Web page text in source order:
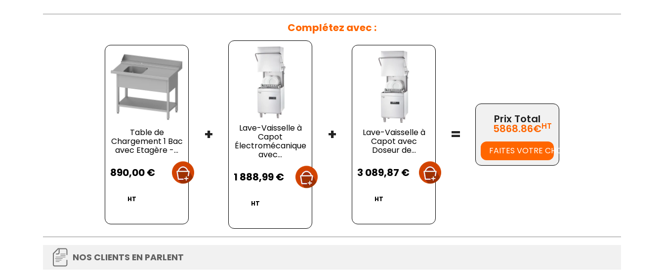
Complétez avec :
Table de
Chargement 1 Bac
avec Etagère -...
890,00 €
HT
+ Lave-Vaisselle à
Capot
Électromécanique
avec...
1 888,99 €
HT
+ Lave-Vaisselle à
Capot avec
Doseur de...
3 089,87 €
HT
=
Prix Total
5868.86€HT
FAITES VOTRE CHOIX
NOS CLIENTS EN PARLENT